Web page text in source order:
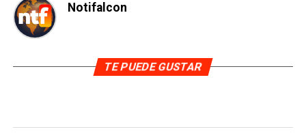
Notifalcon
TE PUEDE GUSTAR